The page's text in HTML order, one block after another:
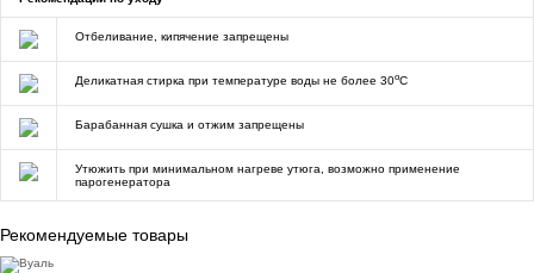
Отбеливание, кипячение запрещены
Деликатная стирка при температуре воды не более 30oC
Барабанная сушка и отжим запрещены
Утюжить при минимальном нагреве утюга, возможно применение
парогенератора
Рекомендуемые товары